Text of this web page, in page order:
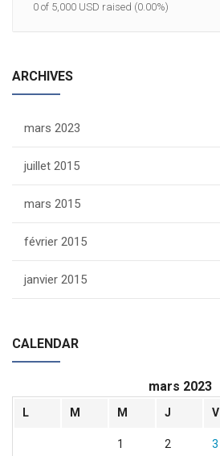
0 of 5,000 USD raised (0.00%)
ARCHIVES
mars 2023
juillet 2015
mars 2015
février 2015
janvier 2015
CALENDAR
mars 2023
L M M J V
1 2 3